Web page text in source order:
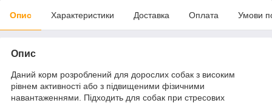
Опис Характеристики Доставка Оплата Умови
Опис
Даний корм розроблений для дорослих собак з високим
рівнем активності або з підвищеними фізичними
навантаженнями. Підходить для собак при стресових